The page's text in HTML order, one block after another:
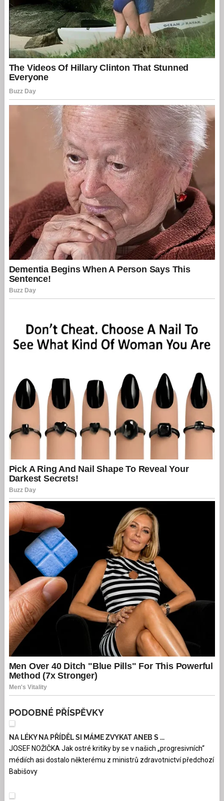
PODOBNÉ PŘÍSPĚVKY
NA LÉKY NA PŘÍDĚL SI MÁME ZVYKAT ANEB S ...
JOSEF NOŽIČKA Jak ostré kritiky by se v našich „progresivních“
médiích asi dostalo některému z ministrů zdravotnictví předchozí
Babišovy